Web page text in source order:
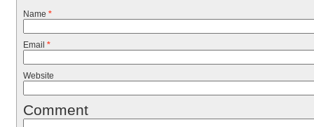
Name *
Email *
Website
Comment